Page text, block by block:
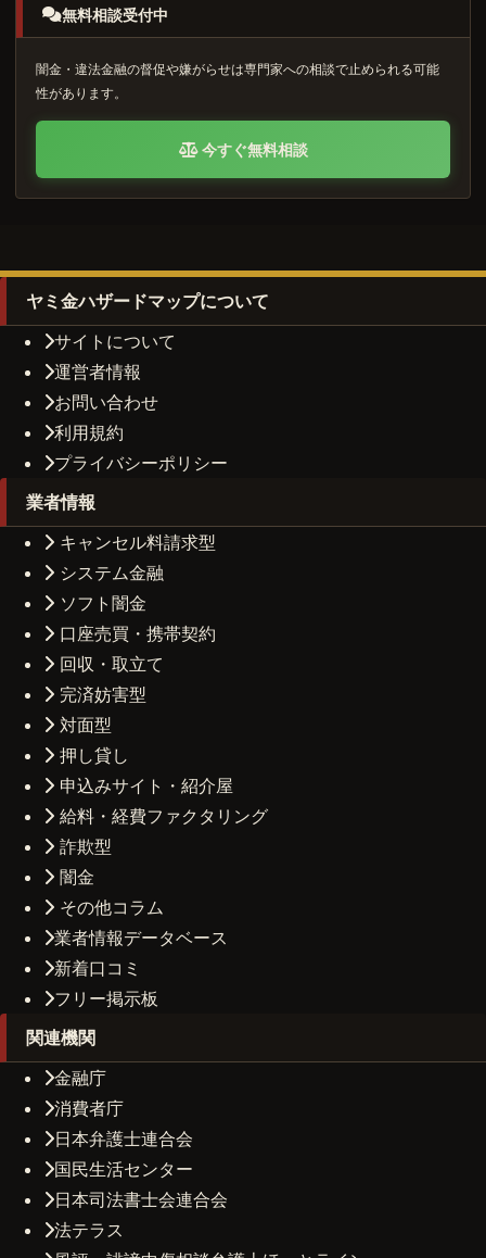
無料相談受付中
闇金・違法金融の督促や嫌がらせは専門家への相談で止められる可能
性があります。
今すぐ無料相談
ヤミ金ハザードマップについて
サイトについて
運営者情報
お問い合わせ
利用規約
プライバシーポリシー
業者情報
キャンセル料請求型
システム金融
ソフト闇金
口座売買・携帯契約
回収・取立て
完済妨害型
対面型
押し貸し
申込みサイト・紹介屋
給料・経費ファクタリング
詐欺型
闇金
その他コラム
業者情報データベース
新着口コミ
フリー掲示板
関連機関
金融庁
消費者庁
日本弁護士連合会
国民生活センター
日本司法書士会連合会
法テラス